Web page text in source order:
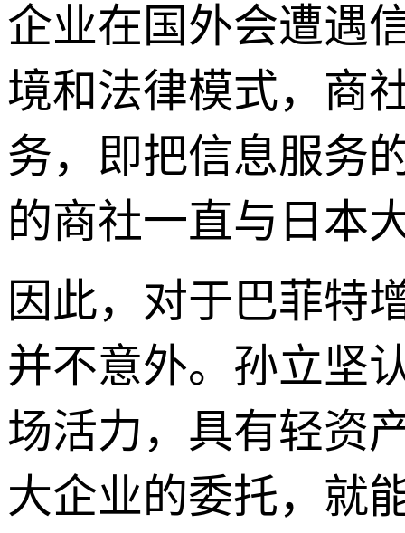
企业在国外会遭遇
境和法律模式，商
务，即把信息服务
的商社一直与日本
因此，对于巴菲特
并不意外。孙立坚
场活力，具有轻资
大企业的委托，就